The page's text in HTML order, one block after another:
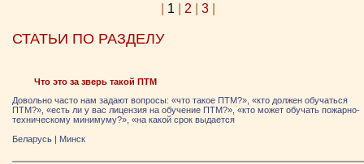
1 2 3
СТАТЬИ ПО РАЗДЕЛУ
Что это за зверь такой ПТМ
Довольно часто нам задают вопросы: «что такое ПТМ?», «кто должен обучаться
ПТМ?», «есть ли у вас лицензия на обучение ПТМ?», «кто может обучать пожарно-
техническому минимуму?», «на какой срок выдается
Беларусь | Минск